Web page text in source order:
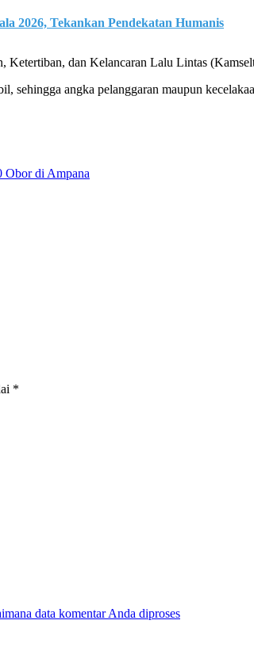
2026, Tekankan Pendekatan Humanis
Ketertiban, dan Kelancaran Lalu Lintas
sehingga angka pelanggaran maupun
Obor di Ampana
*
data komentar Anda diproses